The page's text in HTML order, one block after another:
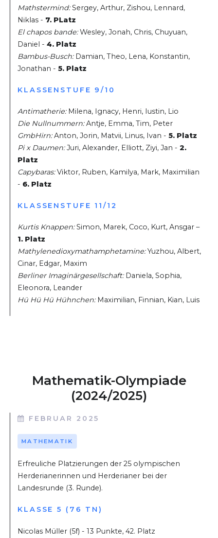
Mathstermind:Sergey, Arthur, Zishou, Lennard,
Niklas - 7. PLatz
El chapos bande:Wesley, Jonah, Chris, Chuyuan,
Daniel - 4. Platz
Bambus-Busch:Damian, Theo, Lena, Konstantin,
Jonathan - 5. Platz
KLASSENSTUFE 9/10
Antimatherie:Milena, Ignacy, Henri, Iustin, Lio
Die Nullnummern:Antje, Emma, Tim, Peter
GmbHirn:Anton, Jorin, Matvii, Linus, Ivan - 5. Platz
Pi x Daumen:Juri, Alexander, Elliott, Ziyi, Jan - 2.
Platz
Capybaras:Viktor, Ruben, Kamilya, Mark, Maximilian
- 6. Platz
KLASSENSTUFE 11/12
Kurtis Knappen:Simon, Marek, Coco, Kurt, Ansgar –
1. Platz
Mathylenedioxymathamphetamine:Yuzhou, Albert,
Cinar, Edgar, Maxim
Berliner Imaginärgesellschaft:Daniela, Sophia,
Eleonora, Leander
Hü Hü Hü Hühnchen:Maximilian, Finnian, Kian, Luis
Mathematik-Olympiade
(2024/2025)
FEBRUAR 2025
MATHEMATIK
Erfreuliche Platzierungen der 25 olympischen
Herderianerinnen und Herderianer bei der
Landesrunde (3. Runde).
KLASSE 5 (76 TN)
Nicolas Müller (5f) - 13 Punkte, 42. Platz